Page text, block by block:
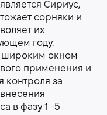
Сириус,
сорняки и
их
году.
широким окном
применения и
контроля за
в фазу 1 -5